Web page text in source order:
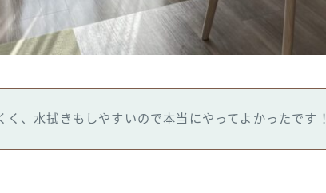
く、水拭きもしやすいので本当にやってよかったです！